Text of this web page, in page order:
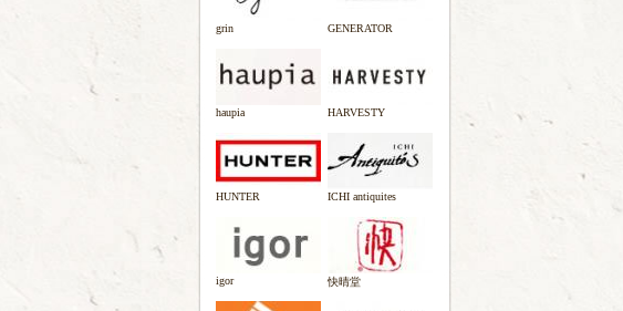
grin GENERATOR
haupia HARVESTY
HUNTER ICHI antiquites
igor 快晴堂